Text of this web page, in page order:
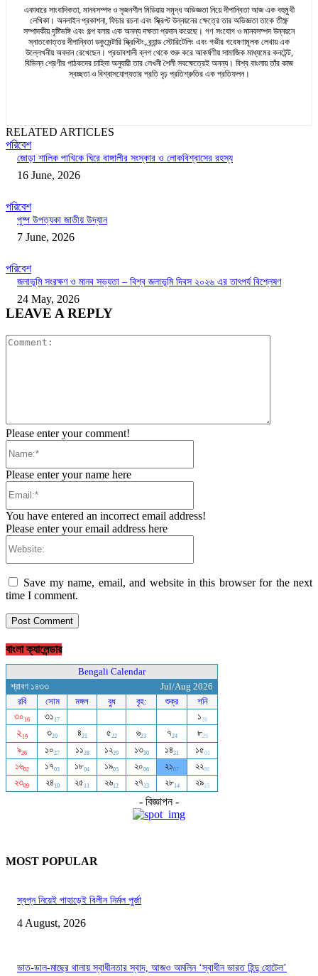
একাধারে সাংবাদিকতা, মানবসম্পদ ও সৃজনশীল মিডিয়ায় সমৃদ্ধ অভিজ্ঞতা নিয়ে দীপান্বিতা আজ এক বহুমুখী
লেখিকা। অনলাইন প্রকাশনা, ফিচার রচনা এবং স্ক্রিপ্ট উন্নয়নের ক্ষেত্রে তার অভিজ্ঞতা তাকে তীক্ষ্ণ
সম্পাদকীয় দৃষ্টিভঙ্গি এবং গল্প বলার এক অনন্য দক্ষতা প্রদান করেছে। গণ সংযোগ ও মানবসম্পদ উন্নয়নে
স্নাতকোত্তর দীপান্বিতা ডকুমেন্টারি স্ক্রিপ্টিং, ব্র্যান্ড স্টোরিটেলিং এবং গভীর গবেষণামূলক লেখায় এক
উল্লেখনীয় অবদান রেখেছেন। প্রভাবশালী ব্লগ থেকে শুরু করে আকর্ষণীয় সামাজিক মাধ্যমের কনটেন্ট,
বিভিন্ন শ্রেণীর পাঠকদের চাহিদা অনুযায়ী তার লেখনী শৈলী সবক্ষেত্রেই অনন্য। বিশ্ব বাংলায় তাঁর কাজ
স্বচ্ছতা ও বিশ্বাসযোগ্যতার প্রতি দৃঢ় প্রতিশ্রুতির এক প্রতিফলন।
RELATED ARTICLES
পরিবেশ
জোড়া শালিক পাখিকে ঘিরে বাঙ্গালীর সংস্কার ও লোকবিশ্বাসের রহস্য
16 June, 2026
পরিবেশ
পুষ্প উপত্যকা জাতীয় উদ্যান
7 June, 2026
পরিবেশ
জলাভূমি সংরক্ষণ ও মানব সভ্যতা – বিশ্ব জলাভূমি দিবস ২০২৬ এর তাৎপর্য বিশ্লেষণ
24 May, 2026
LEAVE A REPLY
Please enter your comment!
Please enter your name here
You have entered an incorrect email address!
Please enter your email address here
Save my name, email, and website in this browser for the next
time I comment.
বাংলা ক্যালেন্ডার
- বিজ্ঞাপন -
MOST POPULAR
স্বপ্ন নিয়েই পাহাড়েই বিলীন নির্মল পুর্জা
4 August, 2026
ভাত-ডাল-মাছের থালায় স্বাধীনতার স্বাদ, আজও অমলিন ‘স্বাধীন ভারত হিন্দু হোটেল’